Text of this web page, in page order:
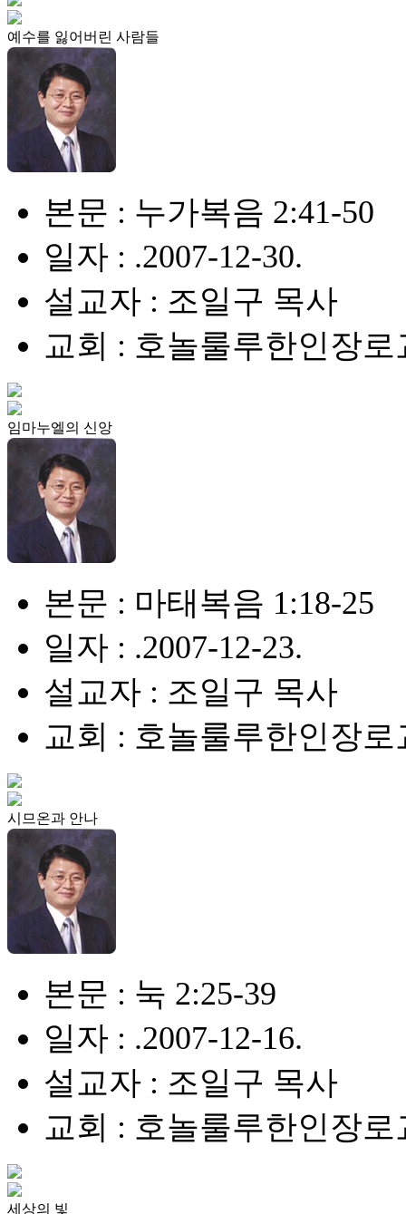
예수를 잃어버린 사람들
본문 : 누가복음 2:41-50
일자 : .2007-12-30.
설교자 : 조일구 목사
교회 : 호놀룰루한인장로
임마누엘의 신앙
본문 : 마태복음 1:18-25
일자 : .2007-12-23.
설교자 : 조일구 목사
교회 : 호놀룰루한인장로
시므온과 안나
본문 : 눅 2:25-39
일자 : .2007-12-16.
설교자 : 조일구 목사
교회 : 호놀룰루한인장로
세상의 빛